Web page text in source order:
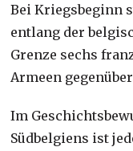
Bei Kriegsbeginn
entlang der
Grenze sechs
Armeen
Im
Südbelgiens ist